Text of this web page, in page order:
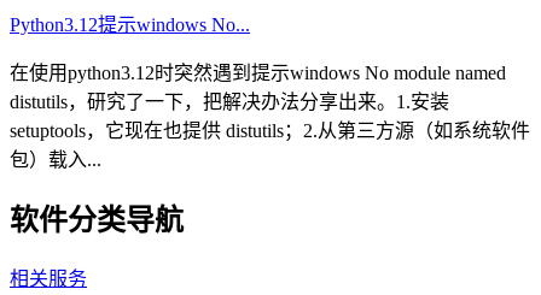
Python3.12提示windows No...
在使用python3.12时突然遇到提示windows No module named
distutils，研究了一下，把解决办法分享出来。1.安装
setuptools，它现在也提供 distutils；2.从第三方源（如系统软件
包）载入...
软件分类导航
相关服务